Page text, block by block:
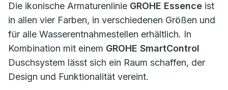
Die ikonische Armaturenlinie GROHE Essence ist
in allen vier Farben, in verschiedenen Größen und
für alle Wasserentnahmestellen erhältlich. In
Kombination mit einem GROHE SmartControl
Duschsystem lässt sich ein Raum schaffen, der
Design und Funktionalität vereint.